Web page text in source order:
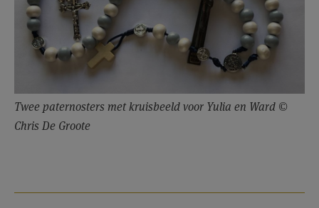
Twee paternosters met kruisbeeld voor Yulia en Ward ©
Chris De Groote